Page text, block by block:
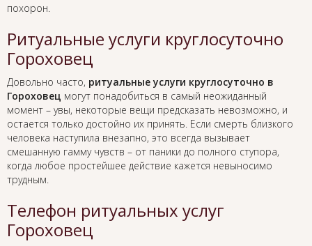
похорон.
Ритуальные услуги круглосуточно
Гороховец
Довольно часто, ритуальные услуги круглосуточно в
Гороховец могут понадобиться в самый неожиданный
момент – увы, некоторые вещи предсказать невозможно, и
остается только достойно их принять. Если смерть близкого
человека наступила внезапно, это всегда вызывает
смешанную гамму чувств – от паники до полного ступора,
когда любое простейшее действие кажется невыносимо
трудным.
Телефон ритуальных услуг
Гороховец